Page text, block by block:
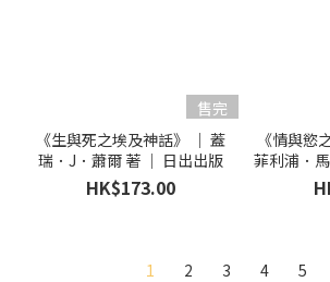
售完
《生與死之埃及神話》 ｜ 蓋
瑞．J．蕭爾 著 ｜ 日出出版
HK$173.00
《情與慾
菲利浦．
1 2 3 4 5